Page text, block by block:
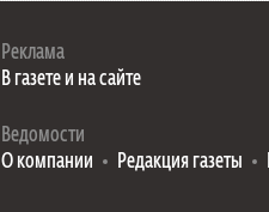
Реклама
В газете и на сайте
Ведомости
О компании
Редакция газеты